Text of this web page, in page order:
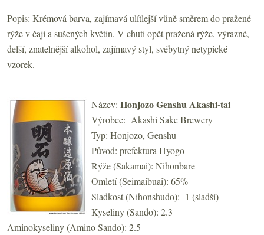
Popis: Krémová barva, zajímavá ulítlejší vůně směrem do pražené
rýže v čaji a sušených květin. V chuti opět pražená rýže, výrazné,
delší, znatelnější alkohol, zajímavý styl, svébytný netypické
vzorek.
Název: Honjozo Genshu Akashi-tai
Výrobce: Akashi Sake Brewery
Typ: Honjozo, Genshu
Původ: prefektura Hyogo
Rýže (Sakamai): Nihonbare
Omletí (Seimaibuai): 65%
Sladkost (Nihonshudo): -1 (sladší)
Kyseliny (Sando): 2.3
Aminokyseliny (Amino Sando): 2.5